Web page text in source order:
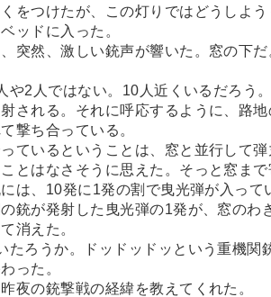
をつけたが、この灯りではどうしよ
ッドに入った。
突然、激しい銃声が響いた。窓の下
2人ではない。10人近くいるだろう
される。それに呼応するように、路
撃ち合っている。
ているということは、窓と並行して
とはなさそうに思えた。そっと窓ま
は、10発に1発の割で曳光弾が入っ
銃が発射した曳光弾の1発が、窓のわ
消えた。
ろうか。ドッドッドッという重機関
った。
夜の銃撃戦の経緯を教えてくれた。